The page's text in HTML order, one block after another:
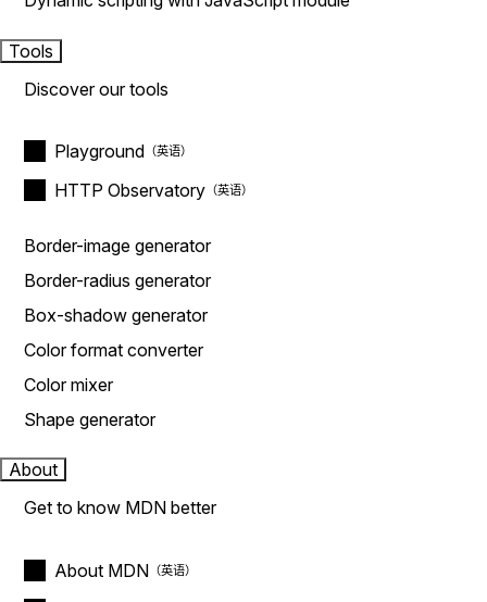
Tools
Discover our tools
Playground
HTTP Observatory
Border-image generator
Border-radius generator
Box-shadow generator
Color format converter
Color mixer
Shape generator
About
Get to know MDN better
About MDN